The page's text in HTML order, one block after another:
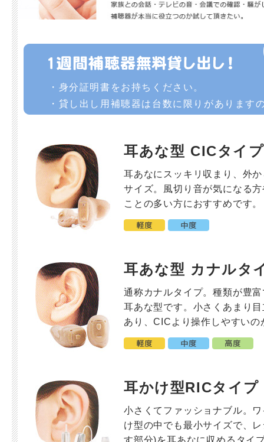
・身分証明書をお持ちください。
・貸し出し用補聴器は台数に限りがあります
耳あな型 CICタイプ
耳あなにスッキリ収まり、外
サイズ。風切り音が気になる
ことの多い方におすすめです。
耳あな型 カナルタ
通称カナルタイプ。種類が豊
耳あな型です。小さくあまり
あり、CICより操作しやすいの
耳かけ型RICタイプ
小さくてファッショナブル。
け型の中でも最小サイズで、